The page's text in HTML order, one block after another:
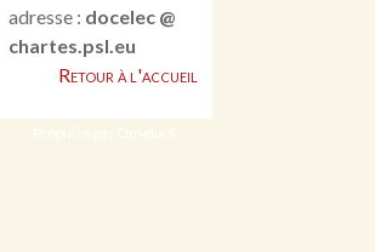
adresse : docelec @
chartes.psl.eu
Retour à l'accueil
Propulsé par Omeka S